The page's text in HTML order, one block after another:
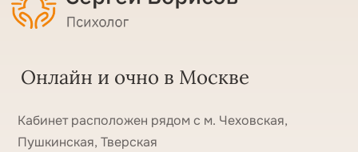
Онлайн и очно в Москве
Кабинет расположен рядом с м. Чеховская,
Пушкинская, Тверская